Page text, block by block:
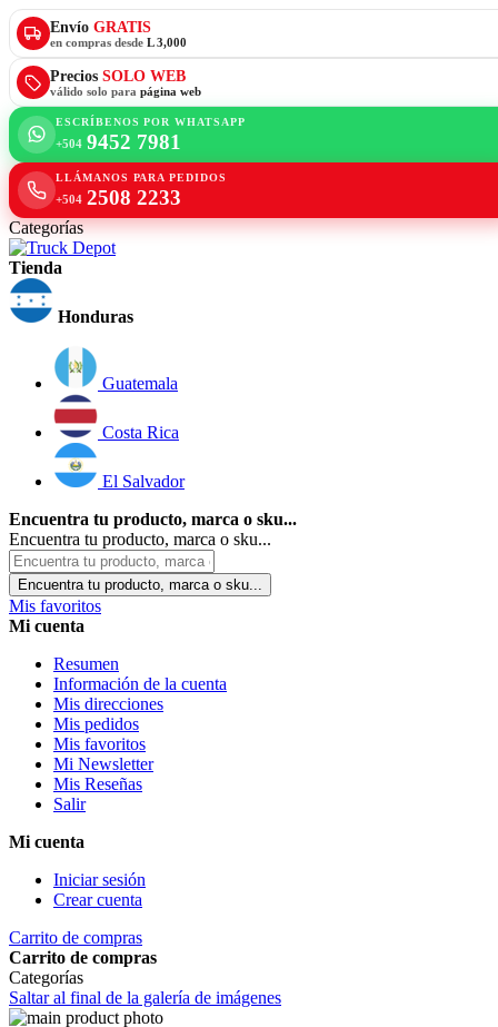
Envío GRATIS
en compras desde L 3,000
Precios SOLO WEB
válido solo para página web
ESCRÍBENOS POR WHATSAPP
+504 9452 7981
LLÁMANOS PARA PEDIDOS
+504 2508 2233
Categorías
Tienda
Honduras
Guatemala
Costa Rica
El Salvador
Encuentra tu producto, marca o sku...
Encuentra tu producto, marca o sku...
Encuentra tu producto, marca o sku...
Mis favoritos
Mi cuenta
Resumen
Información de la cuenta
Mis direcciones
Mis pedidos
Mis favoritos
Mi Newsletter
Mis Reseñas
Salir
Mi cuenta
Iniciar sesión
Crear cuenta
Carrito de compras
Carrito de compras
Categorías
Saltar al final de la galería de imágenes